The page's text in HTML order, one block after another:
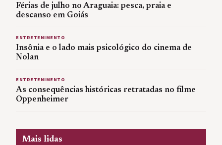
Férias de julho no Araguaia: pesca, praia e
descanso em Goiás
ENTRETENIMENTO
Insônia e o lado mais psicológico do cinema de
Nolan
ENTRETENIMENTO
As consequências históricas retratadas no filme
Oppenheimer
Mais lidas